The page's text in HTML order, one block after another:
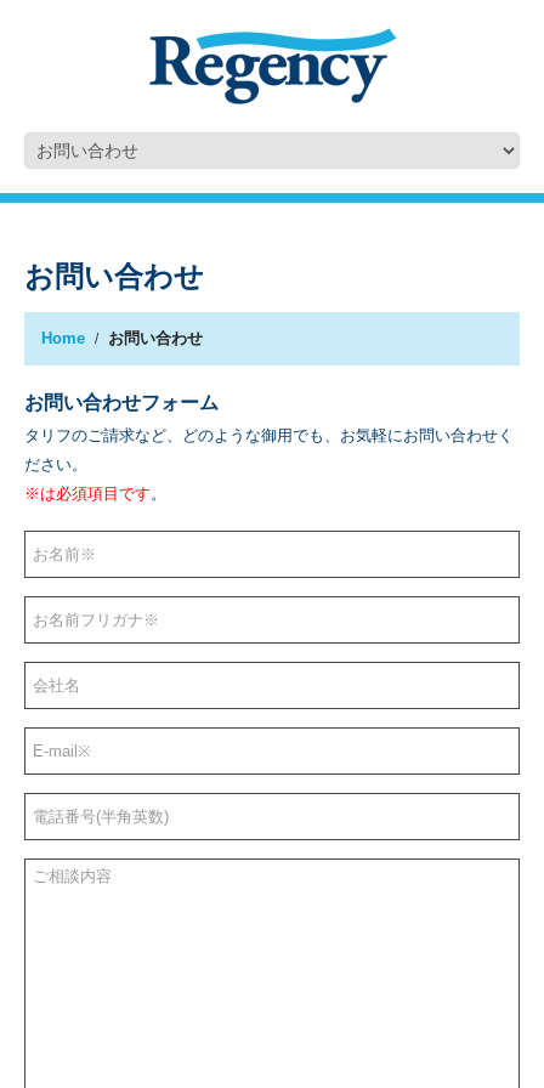
お問い合わせ
Home お問い合わせ
お問い合わせフォーム
タリフのご請求など、どのような御用でも、お気軽にお問い合わせく
ださい。
※は必須項目です。